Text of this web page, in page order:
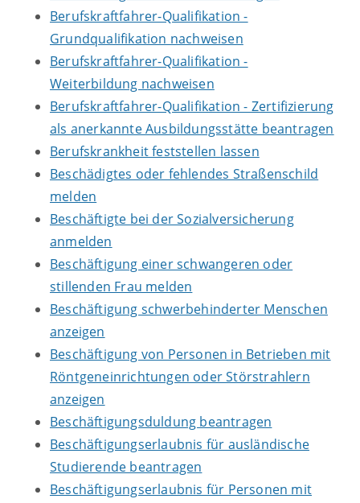
Berufskraftfahrer-Qualifikation -
Grundqualifikation nachweisen
Berufskraftfahrer-Qualifikation -
Weiterbildung nachweisen
Berufskraftfahrer-Qualifikation - Zertifizierung
als anerkannte Ausbildungsstätte beantragen
Berufskrankheit feststellen lassen
Beschädigtes oder fehlendes Straßenschild
melden
Beschäftigte bei der Sozialversicherung
anmelden
Beschäftigung einer schwangeren oder
stillenden Frau melden
Beschäftigung schwerbehinderter Menschen
anzeigen
Beschäftigung von Personen in Betrieben mit
Röntgeneinrichtungen oder Störstrahlern
anzeigen
Beschäftigungsduldung beantragen
Beschäftigungserlaubnis für ausländische
Studierende beantragen
Beschäftigungserlaubnis für Personen mit